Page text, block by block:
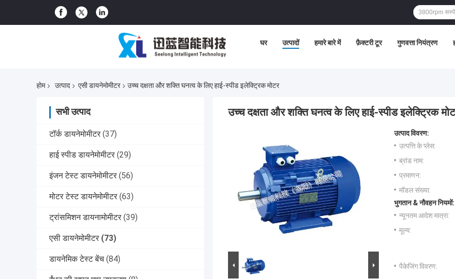
घर उत्पादों हमारे बारे में फ़ैक्टरी टूर गुणवत्ता नियंत्रण
होम उत्पाद एसी डायनेमोमीटर उच्च दक्षता और शक्ति घनत्व के लिए हाई-स्पीड इलेक्ट्रिक मोटर
सभी उत्पाद
टॉर्क डायनेमोमीटर (37)
हाई स्पीड डायनेमोमीटर (29)
इंजन टेस्ट डायनेमोमीटर (56)
मोटर टेस्ट डायनेमोमीटर (63)
ट्रांसमिशन डायनामोमीटर (39)
एसी डायनेमोमीटर (73)
डायनेमिक टेस्ट बेंच (84)
उच्च दक्षता और शक्ति घनत्व के लिए हाई-स्पीड इलेक्ट्रिक
उत्पाद विवरण:
उत्पत्ति के प्लेस:
ब्रांड नाम:
प्रमाणन:
मॉडल संख्या:
भुगतान & नौवहन नियमों:
न्यूनतम आदेश मात्रा:
मूल्य:
पैकेजिंग विवरण: